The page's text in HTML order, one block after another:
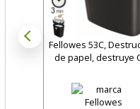
Fellowes 53C,
de papel, destruye